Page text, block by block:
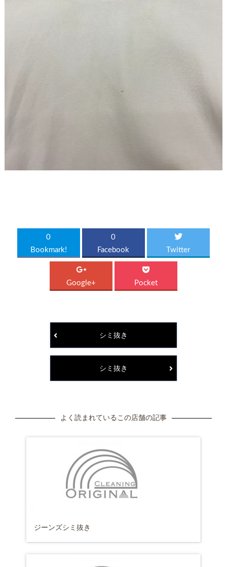
0
Bookmark!
0
Facebook
Twitter
Google+ Pocket
シミ抜き
シミ抜き
よく読まれているこの店舗の記事
ジーンズシミ抜き